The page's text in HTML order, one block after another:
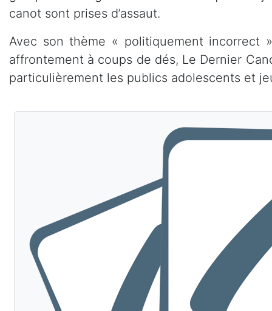
canot sont prises d’assaut.
Avec son thème « politiquement incorrect
affrontement à coups de dés, Le Dernier
particulièrement les publics adolescents et